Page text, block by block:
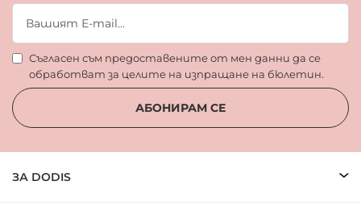
Съгласен съм предоставените от мен данни да се
обработват за целите на изпращане на бюлетин.
АБОНИРАМ СЕ
ЗА DODIS